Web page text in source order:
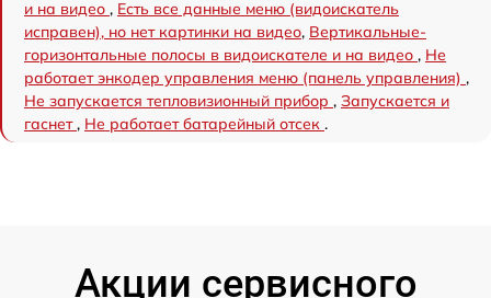
и на видео , Есть все данные меню (видоискатель
исправен), но нет картинки на видео, Вертикальные-
горизонтальные полосы в видоискателе и на видео , Не
работает энкодер управления меню (панель управления) ,
Не запускается тепловизионный прибор , Запускается и
гаснет, Не работает батарейный отсек .
Акции сервисного